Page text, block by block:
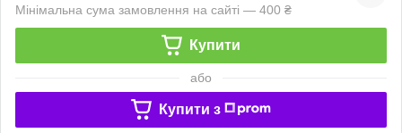
Мінімальна сума замовлення на сайті — 400 ₴
Купити
або
Купити з